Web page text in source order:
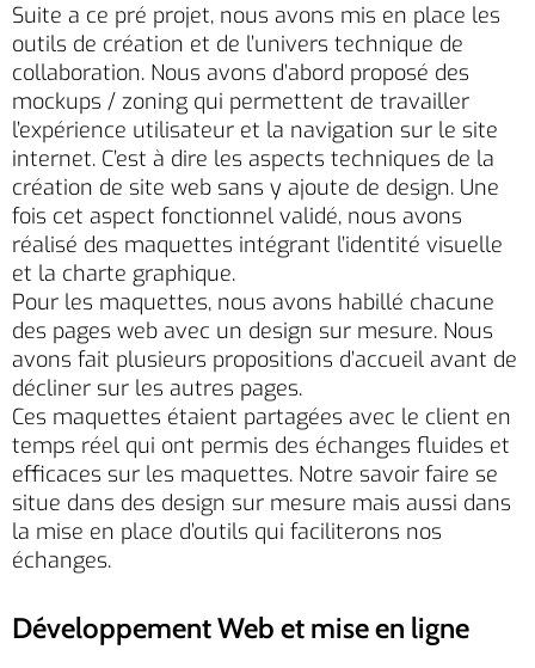
Suite a ce pré projet, nous avons mis en place les
outils de création et de l’univers technique de
collaboration. Nous avons d’abord proposé des
mockups / zoning qui permettent de travailler
l’expérience utilisateur et la navigation sur le site
internet. C’est à dire les aspects techniques de la
création de site web sans y ajoute de design. Une
fois cet aspect fonctionnel validé, nous avons
réalisé des maquettes intégrant l’identité visuelle
et la charte graphique.
Pour les maquettes, nous avons habillé chacune
des pages web avec un design sur mesure. Nous
avons fait plusieurs propositions d’accueil avant de
décliner sur les autres pages.
Ces maquettes étaient partagées avec le client en
temps réel qui ont permis des échanges fluides et
efficaces sur les maquettes. Notre savoir faire se
situe dans des design sur mesure mais aussi dans
la mise en place d’outils qui faciliterons nos
échanges.
Développement Web et mise en ligne